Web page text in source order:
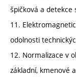
špičková a detekce
11.
odolnosti
12. Normalizace v
základní, kmenové